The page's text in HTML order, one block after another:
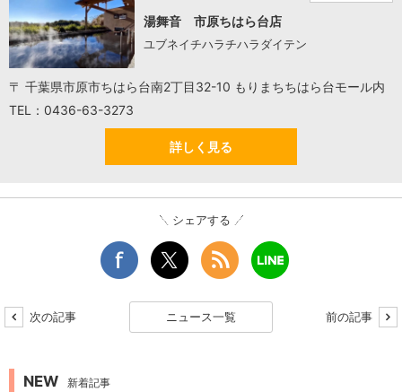
湯舞音 市原ちはら台店
ユブネイチハラチハラダイテン
〒 千葉県市原市ちはら台南2丁目32-10 もりまちちはら台モール内
TEL：0436-63-3273
詳しく見る
シェアする
次の記事 ニュース一覧 前の記事
NEW 新着記事